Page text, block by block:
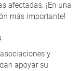
afectadas. ¡En una
más importante!
y
apoyar su